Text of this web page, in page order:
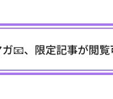
📧、限定記事が閲